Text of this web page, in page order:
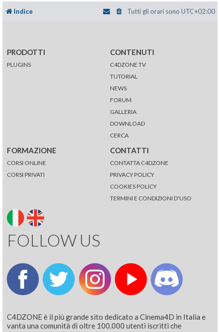
Indice Tutti gli orari sono UTC+02:00
PRODOTTI
PLUGINS
CONTENUTI
C4DZONE TV
TUTORIAL
NEWS
FORUM
GALLERIA
DOWNLOAD
CERCA
FORMAZIONE
CORSI ONLINE
CORSI PRIVATI
CONTATTI
CONTATTA C4DZONE
PRIVACY POLICY
COOKIES POLICY
TERMINI E CONDIZIONI D'USO
FOLLOW US
C4DZONE è il più grande sito dedicato a Cinema4D in Italia e
vanta una comunità di oltre 100.000 utenti iscritti che